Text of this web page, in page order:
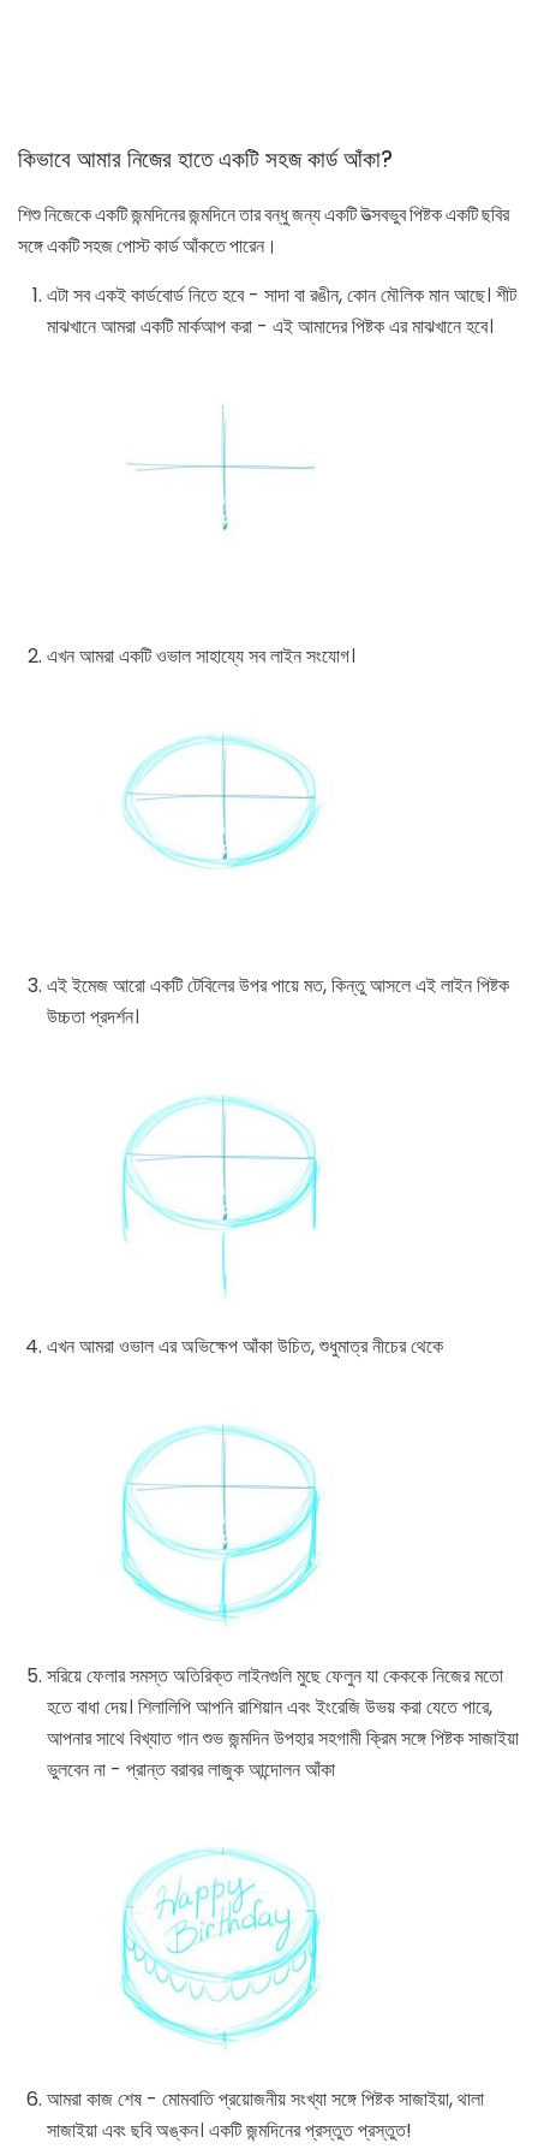
কিভাবে আমার নিজের হাতে একটি সহজ কার্ড আঁকা?
শিশু নিজেকে একটি জন্মদিনের জন্মদিনে তার বন্ধু জন্য একটি উত্সবভুব পিষ্টক একটি ছবির
সঙ্গে একটি সহজ পোস্ট কার্ড আঁকতে পারেন।
এটা সব একই কার্ডবোর্ড নিতে হবে - সাদা বা রঙীন, কোন মৌলিক মান আছে। শীট
মাঝখানে আমরা একটি মার্কআপ করা - এই আমাদের পিষ্টক এর মাঝখানে হবে।
এখন আমরা একটি ওভাল সাহায্যে সব লাইন সংযোগ।
এই ইমেজ আরো একটি টেবিলের উপর পায়ে মত, কিন্তু আসলে এই লাইন পিষ্টক
উচ্চতা প্রদর্শন।
এখন আমরা ওভাল এর অভিক্ষেপ আঁকা উচিত, শুধুমাত্র নীচের থেকে
সরিয়ে ফেলার সমস্ত অতিরিক্ত লাইনগুলি মুছে ফেলুন যা কেককে নিজের মতো
হতে বাধা দেয়। শিলালিপি আপনি রাশিয়ান এবং ইংরেজি উভয় করা যেতে পারে,
আপনার সাথে বিখ্যাত গান শুভ জন্মদিন উপহার সহগামী ক্রিম সঙ্গে পিষ্টক সাজাইয়া
ভুলবেন না - প্রান্ত বরাবর লাজুক আন্দোলন আঁকা
আমরা কাজ শেষ - মোমবাতি প্রয়োজনীয় সংখ্যা সঙ্গে পিষ্টক সাজাইয়া, থালা
সাজাইয়া এবং ছবি অঙ্কন। একটি জন্মদিনের প্রস্তুত প্রস্তুত!